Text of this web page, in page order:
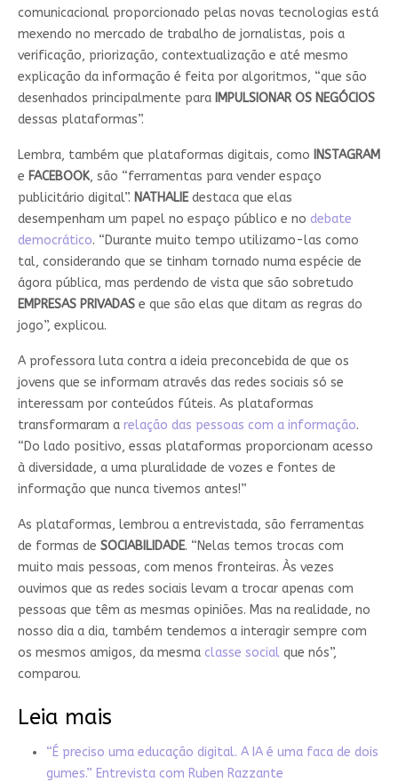
comunicacional proporcionado pelas novas tecnologias está
mexendo no mercado de trabalho de jornalistas, pois a
verificação, priorização, contextualização e até mesmo
explicação da informação é feita por algoritmos, “que são
desenhados principalmente paraIMPULSIONAR OS NEGÓCIOS
dessas plataformas”.
Lembra, também que plataformas digitais, como INSTAGRAM
e FACEBOOK, são “ferramentas para vender espaço
publicitário digital”. NATHALIEdestaca que elas
desempenham um papel no espaço público e no debate
democrático. “Durante muito tempo utilizamo-las como
tal, considerando que se tinham tornado numa espécie de
ágora pública, mas perdendo de vista que são sobretudo
EMPRESAS PRIVADASe que são elas que ditam as regras do
jogo”, explicou.
A professora luta contra a ideia preconcebida de que os
jovens que se informam através das redes sociais só se
interessam por conteúdos fúteis. As plataformas
transformaram a relação das pessoas com a informação.
“Do lado positivo, essas plataformas proporcionam acesso
à diversidade, a uma pluralidade de vozes e fontes de
informação que nunca tivemos antes!”
As plataformas, lembrou a entrevistada, são ferramentas
de formas de SOCIABILIDADE. “Nelas temos trocas com
muito mais pessoas, com menos fronteiras. Às vezes
ouvimos que as redes sociais levam a trocar apenas com
pessoas que têm as mesmas opiniões. Mas na realidade, no
nosso dia a dia, também tendemos a interagir sempre com
os mesmos amigos, da mesma classe social que nós”,
comparou.
Leia mais
“É preciso uma educação digital. A IA é uma faca de dois
gumes.” Entrevista com Ruben Razzante